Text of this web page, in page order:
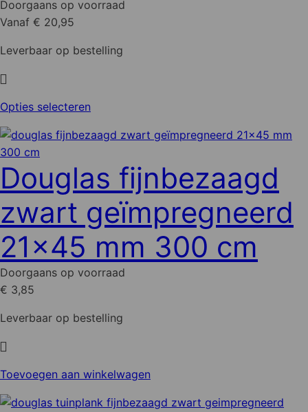
Doorgaans op voorraad
Vanaf € 20,95
Leverbaar op bestelling
Opties selecteren
heeft
variaties.
Deze
optie
kan
gekozen
worden
op
productpagina
Douglas fijnbezaagd
zwart geïmpregneerd
21x45 mm 300 cm
Doorgaans op voorraad
€ 3,85
Leverbaar op bestelling
Toevoegen aan winkelwagen